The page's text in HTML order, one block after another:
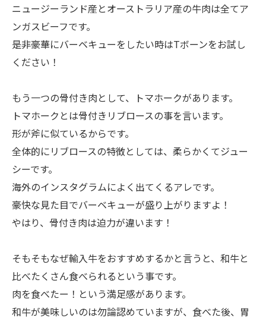
ニュージーランド産とオーストラリア産の牛肉は全てア
ンガスビーフです。
是非豪華にバーベキューをしたい時はTボーンをお試し
ください！
もう一つの骨付き肉として、トマホークがあります。
トマホークとは骨付きリブロースの事を言います。
形が斧に似ているからです。
全体的にリブロースの特徴としては、柔らかくてジュー
シーです。
海外のインスタグラムによく出てくるアレです。
豪快な見た目でバーベキューが盛り上がりますよ！
やはり、骨付き肉は迫力が違います！
そもそもなぜ輸入牛をおすすめするかと言うと、和牛と
比べたくさん食べられるという事です。
肉を食べたー！という満足感があります。
和牛が美味しいのは勿論認めていますが、食べた後、胃